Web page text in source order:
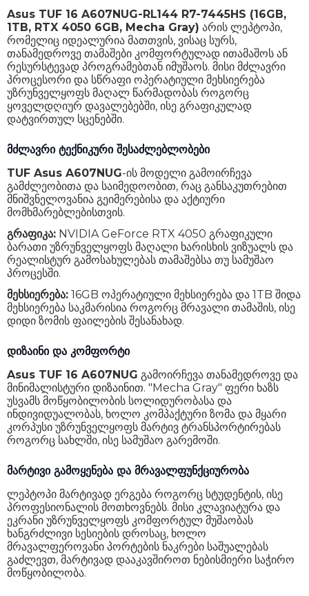
პროცესორის სიჩქარე 3.2 GHz - 4.7 GHz
პროცესორის ნაკადი 7445HS
ბირთვების რაოდენობა 6, მე-12 ნაკადი
ინტეგრირებული გრაფიკული ბარათი
გრაფიკული პროცესორი
ქეშ-მეხსიერება
RAM მოცულობა
RAM მეხსიერების ტიპი
RAM მეხსიერების სიჩქარე
SSD მოცულობა 1 TB
ვიდეო ადაპტერის ტიპი
ვიდეო ბარათის მეხსიერება 6 GB
Touch ID
სტერეო ხმა
სპიკერების რაოდენობა 2
პორტები 2 x USB-A, 2 x USB-C, 1 x HDMI, 1 x 3.55mm, 1 x RJ45
Wi-Fi 802.11ax
კლავიატურის ენა EN/RU
NumLock ღილაკები
ელემენტის ტიპი Li-Ion
Asus TUF 16 A607NUG-RL144 R7-7445HS (16GB,
1TB, RTX 4050 6GB, Mecha Gray) არის ლეპტოპი,
რომელიც იდეალურია მათთვის, ვისაც სურს,
თანამედროვე თამაშები კომფორტულად ითამაშოს ან
რესურსტევად პროგრამებთან იმუშაოს. მისი მძლავრი
პროცესორი და სწრაფი ოპერატიული მეხსიერება
უზრუნველყოფს მაღალ წარმადობას როგორც
ყოველდღიურ დავალებებში, ისე გრაფიკულად
დატვირთულ სცენებში.
მძლავრი ტექნიკური შესაძლებლობები
TUF Asus A607NUG-ის მოდელი გამოირჩევა
გამძლეობითა და საიმედოობით, რაც განსაკუთრებით
მნიშვნელოვანია გეიმერებისა და აქტიური
მომხმარებლებისთვის.
გრაფიკა: NVIDIA GeForce RTX 4050 გრაფიკული
ბარათი უზრუნველყოფს მაღალი ხარისხის ვიზუალს და
რეალისტურ გამოსახულებას თამაშებსა თუ სამუშაო
პროცესში.
მეხსიერება: 16GB ოპერატიული მეხსიერება და 1TB შიდა
მეხსიერება საკმარისია როგორც მრავალი თამაშის, ისე
დიდი ზომის ფაილების შესანახად.
დიზაინი და კომფორტი
Asus TUF 16 A607NUG გამოირჩევა თანამედროვე და
მინიმალისტური დიზაინით. "Mecha Gray" ფერი ხაზს
უსვამს მოწყობილობის სოლიდურობასა და
ინდივიდუალობას, ხოლო კომპაქტური ზომა და მყარი
კორპუსი უზრუნველყოფს მარტივ ტრანსპორტირებას
როგორც სახლში, ისე სამუშაო გარემოში.
მარტივი გამოყენება და მრავალფუნქციურობა
ლეპტოპი მარტივად ერგება როგორც სტუდენტის, ისე
პროფესიონალის მოთხოვნებს. მისი კლავიატურა და
ეკრანი უზრუნველყოფს კომფორტულ მუშაობას
ხანგრძლივი სესიების დროსაც, ხოლო
მრავალფეროვანი პორტების ნაკრები საშუალებას
გაძლევთ, მარტივად დააკავშიროთ ნებისმიერი საჭირო
მოწყობილობა.